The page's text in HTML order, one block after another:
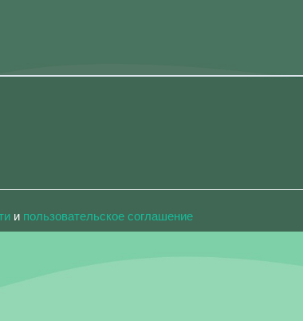
и пользовательское соглашение